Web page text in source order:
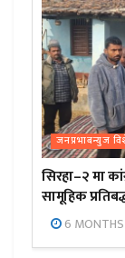
जनप्रभाबन्युज
सिरहा–२ मा
सामूहिक
6